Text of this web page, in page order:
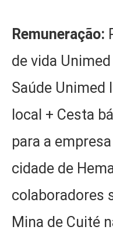
Remuneração:
de vida
Saúde Unimed
local + Cesta
para a
cidade de
colaboradores
Mina de Cuité